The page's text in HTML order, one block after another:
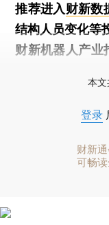
推荐进入财新数
结构人员变化等
财新机器人产业
本文
登录
财新
可畅